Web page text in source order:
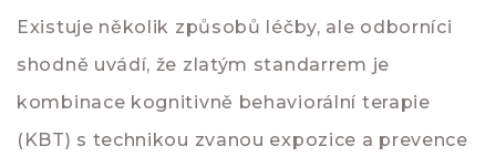
Existuje několik způsobů léčby, ale odborníci
shodně uvádí, že zlatým standarrem je
kombinace kognitivně behaviorální terapie
(KBT) s technikou zvanou expozice a prevence